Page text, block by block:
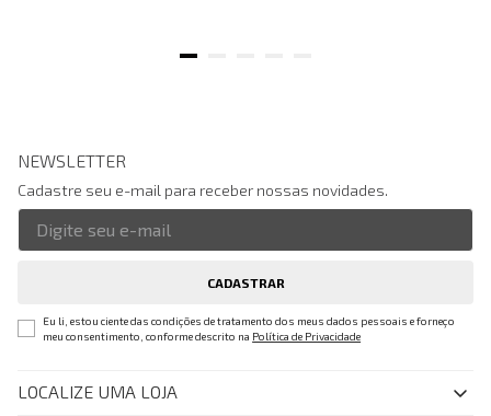
NEWSLETTER
Cadastre seu e-mail para receber nossas novidades.
CADASTRAR
Eu li, estou ciente das condições de tratamento dos meus dados pessoais e forneço
meu consentimento, conforme descrito na Política de Privacidade
LOCALIZE UMA LOJA